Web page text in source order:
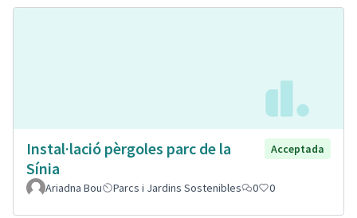
Instal·lació pèrgoles parc de la
Sínia
Acceptada
Ariadna Bou Parcs i Jardins Sostenibles 0 0